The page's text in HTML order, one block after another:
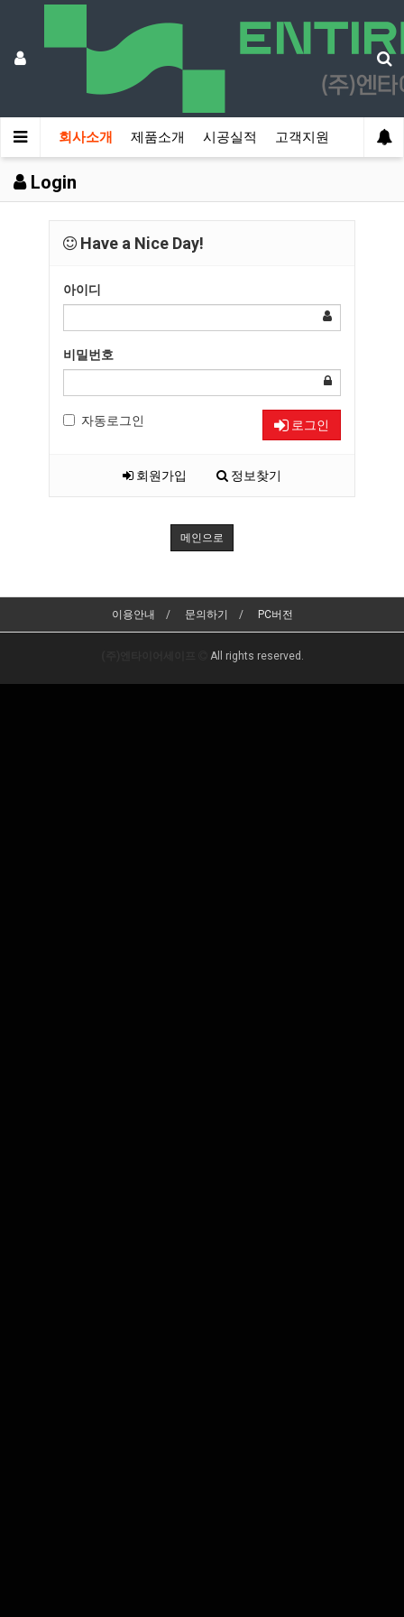
회사소개 제품소개 시공실적 고객지원
Login
Have a Nice Day!
아이디
비밀번호
자동로그인 로그인
회원가입 정보찾기
메인으로
이용안내 문의하기 PC버전
All rights reserved.